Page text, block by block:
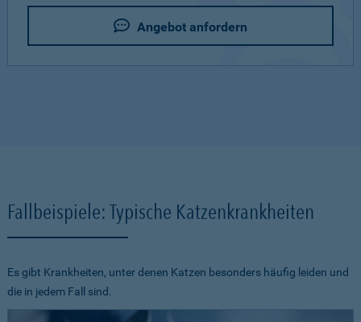
Angebot anfordern
Fallbeispiele: Typische Katzenkrankheiten
Es gibt Krankheiten, unter denen Katzen besonders häufig leiden und
die in jedem Fall sind.